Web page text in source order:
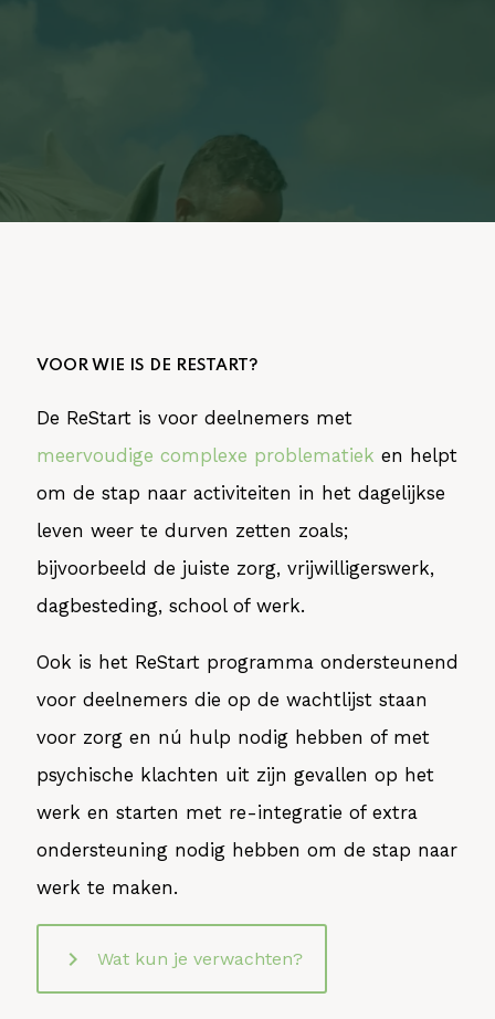
VOOR WIE IS DE RESTART?
De ReStart is voor deelnemers met
meervoudige complexe problematiek en helpt
om de stap naar activiteiten in het dagelijkse
leven weer te durven zetten zoals;
bijvoorbeeld de juiste zorg, vrijwilligerswerk,
dagbesteding, school of werk.
Ook is het ReStart programma ondersteunend
voor deelnemers die op de wachtlijst staan
voor zorg en nú hulp nodig hebben of met
psychische klachten uit zijn gevallen op het
werk en starten met re-integratie of extra
ondersteuning nodig hebben om de stap naar
werk te maken.
keyboard_arrow_right Wat kun je verwachten?